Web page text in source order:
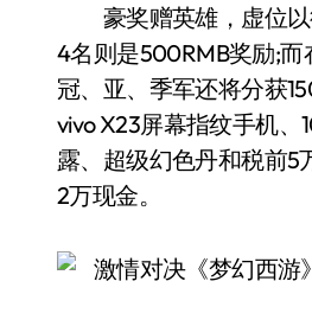
豪奖赠英雄，虚位以
4名则是500RMB奖励;而
冠、亚、季军还将分获
vivo X23屏幕指纹手机
露、超级幻色丹和税前5
2万现金。